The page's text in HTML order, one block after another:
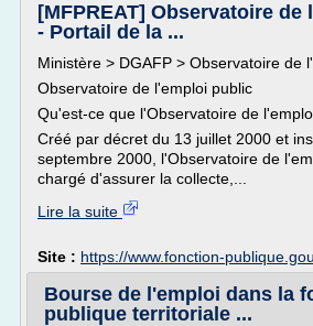
[MFPREAT] Observatoire
- Portail de la ...
Ministère > DGAFP > Observatoire de
Observatoire de l'emploi public
Qu'est-ce que l'Observatoire de
Créé par décret du 13 juillet 2000 et
septembre 2000, l'Observatoire de
chargé d'assurer la collecte,...
Lire la suite
Site : https://www.fonction-
Bourse de l'emploi dans la
publique territoriale ...